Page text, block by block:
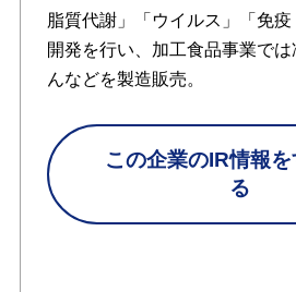
脂質代謝」「ウイルス」「免
開発を行い、加工食品事業で
んなどを製造販売。
この企業のIR情報
る